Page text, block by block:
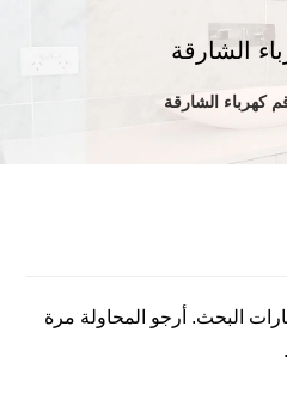
الشارقة
كهرباء الشارقة
البحث. أرجو المحاولة مرة